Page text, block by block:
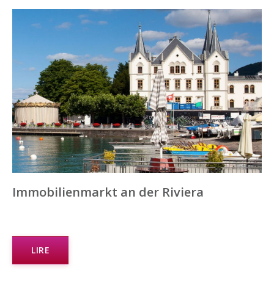
Immobilienmarkt an der Riviera
LIRE